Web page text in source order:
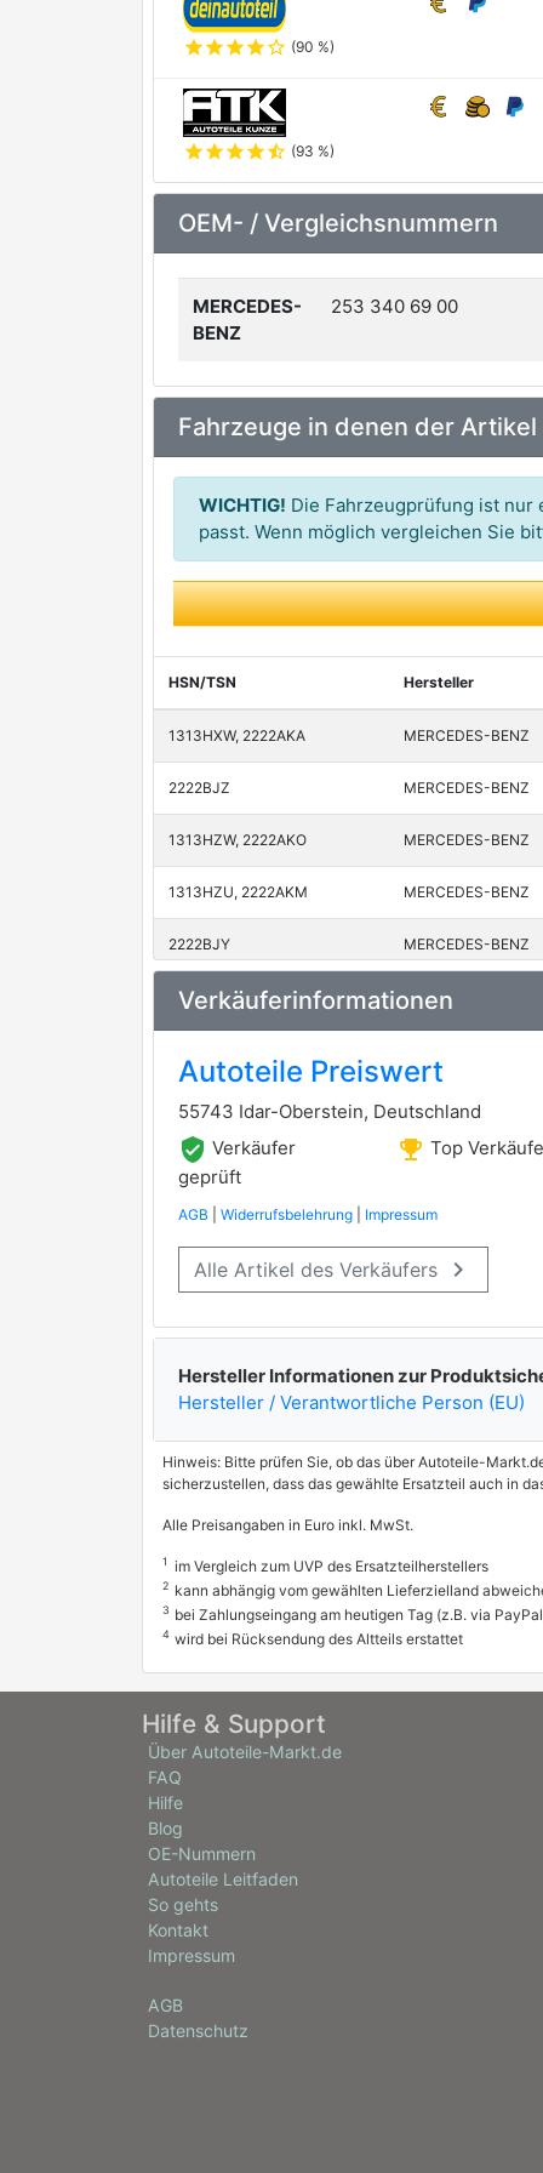
starstarstarstarstar_outline (90 %)
starstarstarstarstar_half (93 %)
OEM- / Vergleichsnummern
MERCEDES-
BENZ
253 340 69 00
Fahrzeuge in denen der
WICHTIG! Die Fahrzeugprüfung ist nur
passt. Wenn möglich vergleichen Sie
HSN/TSN Hersteller
1313HXW, 2222AKA MERCEDES-BENZ
2222BJZ MERCEDES-BENZ
1313HZW, 2222AKO MERCEDES-BENZ
1313HZU, 2222AKM MERCEDES-BENZ
2222BJY MERCEDES-BENZ
2222ASV MERCEDES-BENZ
1313HZL, 2222AKD MERCEDES-BENZ
1313EXL MERCEDES-BENZ
2222AAE
Verkäuferinformationen
Autoteile Preiswert
55743 Idar-Oberstein, Deutschland
verified_user Verkäufer
geprüft
emoji_events Top
AGB Widerrufsbelehrung Impressum
Alle Artikel des Verkäufers keyboard_arrow_right
Hersteller Informationen zur
Hersteller / Verantwortliche Person (EU)
Hinweis: Bitte prüfen Sie, ob das über Autoteile-
sicherzustellen, dass das gewählte Ersatzteil auch in
Alle Preisangaben in Euro inkl. MwSt.
1 im Vergleich zum UVP des Ersatzteilherstellers
2 kann abhängig vom gewählten Lieferzielland
3 bei Zahlungseingang am heutigen Tag (z.B. via
4 wird bei Rücksendung des Altteils erstattet
Hilfe & Support
Über Autoteile-Markt.de
FAQ
Hilfe
Blog
OE-Nummern
Autoteile Leitfaden
So gehts
Kontakt
Impressum
AGB
Datenschutz